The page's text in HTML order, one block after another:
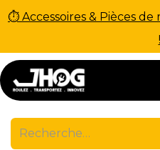
⏱ Accessoires & Pièces de
!
Se rendre au contenu